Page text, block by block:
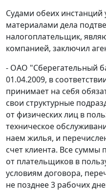
Судами обеих инстанций
материалами дела
налогоплательщик,
компанией, заключил
- ОАО "Сберегательный
01.04.2009, в
принимает на себя
свои структурные
от физических лиц в
техническое
наем жилья, и
счет клиента. Все суммы
от плательщиков в
условиям договора,
не позднее 3 рабочих